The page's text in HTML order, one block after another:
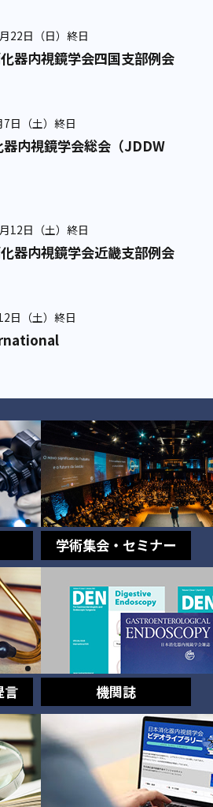
22日（日）終日
器内視鏡学会四国支部例会
日（土）終日
内視鏡学会総会（JDDW
12日（土）終日
器内視鏡学会近畿支部例会
日（土）終日
学術集会・セミナー
言 機関誌